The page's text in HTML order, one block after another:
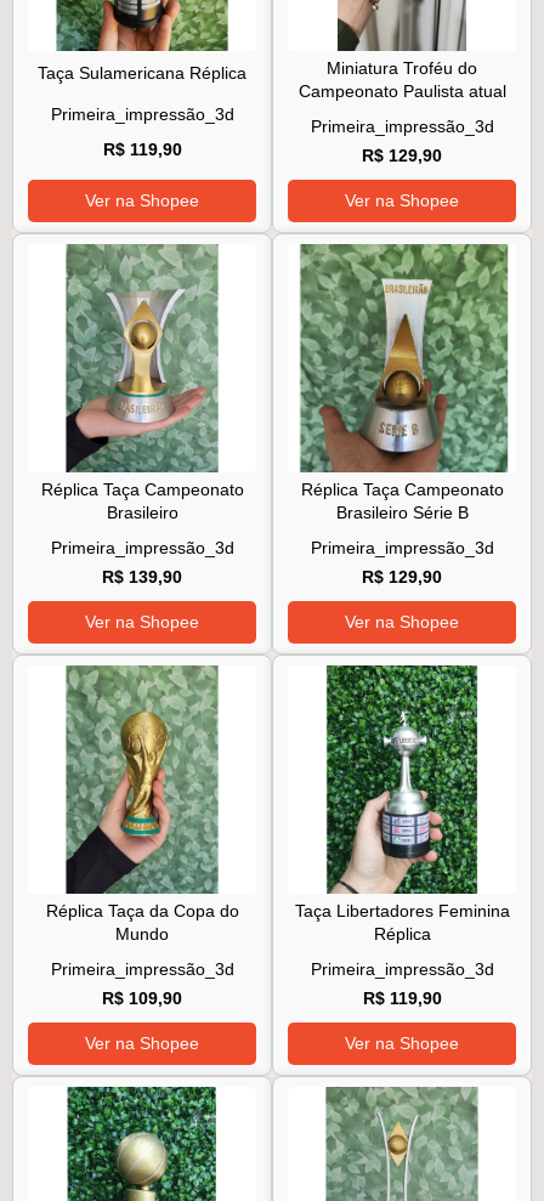
Taça Sulamericana Réplica
Primeira_impressão_3d
R$ 119,90
Ver na Shopee
Miniatura Troféu do
Campeonato Paulista atual
Primeira_impressão_3d
R$ 129,90
Ver na Shopee
Réplica Taça Campeonato
Brasileiro
Primeira_impressão_3d
R$ 139,90
Ver na Shopee
Réplica Taça Campeonato
Brasileiro Série B
Primeira_impressão_3d
R$ 129,90
Ver na Shopee
Réplica Taça da Copa do
Mundo
Primeira_impressão_3d
R$ 109,90
Ver na Shopee
Taça Libertadores Feminina
Réplica
Primeira_impressão_3d
R$ 119,90
Ver na Shopee